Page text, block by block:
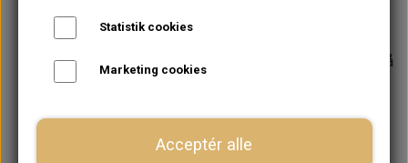
Forventet leveringstid:
Varen er på
Statistik cookies
Marketing cookies
Acceptér alle